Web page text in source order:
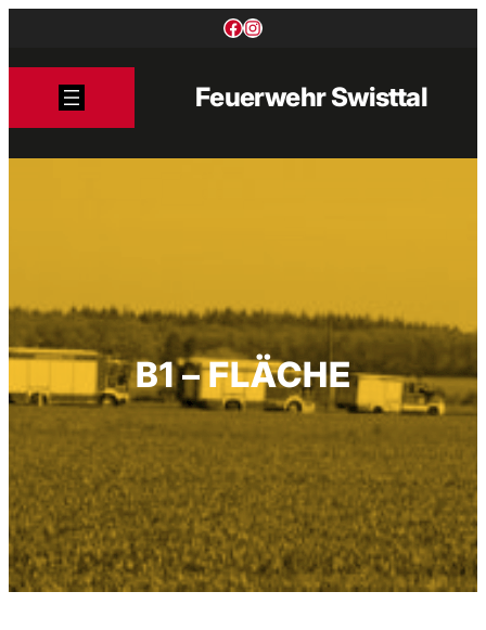
Facebook
Instagram
Feuerwehr Swisttal
B1 – FLÄCHE